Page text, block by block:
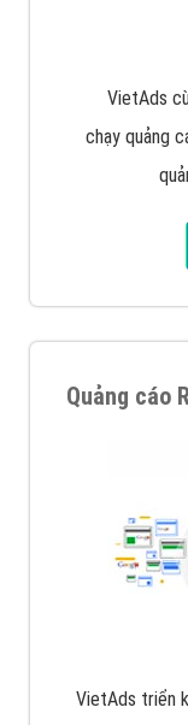
VietAds
chạy quảng
Quảng cáo
VietAds triển